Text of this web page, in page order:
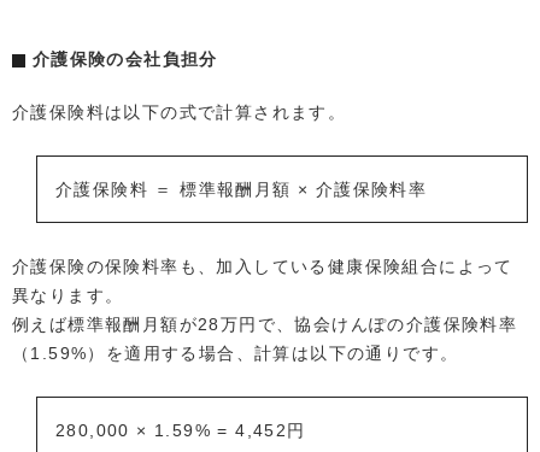
介護保険の会社負担分
介護保険料は以下の式で計算されます。
介護保険料 ＝ 標準報酬月額 × 介護保険料率
介護保険の保険料率も、加入している健康保険組合によって
異なります。
例えば標準報酬月額が28万円で、協会けんぽの介護保険料率
（1.59%）を適用する場合、計算は以下の通りです。
280,000 × 1.59% = 4,452円